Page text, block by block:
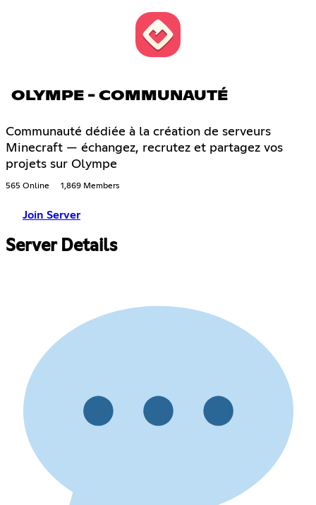
OLYMPE - COMMUNAUTÉ
Communauté dédiée à la création de serveurs
Minecraft — échangez, recrutez et partagez vos
projets sur Olympe
565 Online 1,869 Members
Join Server
Server Details